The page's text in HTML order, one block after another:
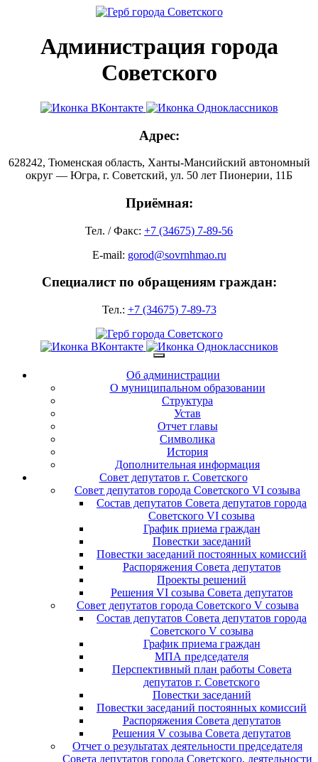
Администрация города
Советского
Адрес:
628242, Тюменская область, Ханты-Мансийский автономный
округ — Югра, г. Советский, ул. 50 лет Пионерии, 11Б
Приёмная:
Тел. / Факс: +7 (34675) 7-89-56
E-mail: gorod@sovrnhmao.ru
Специалист по обращениям граждан:
Тел.: +7 (34675) 7-89-73
Об администрации
О муниципальном образовании
Структура
Устав
Отчет главы
Символика
История
Дополнительная информация
Совет депутатов г. Советского
Совет депутатов города Советского VI созыва
Состав депутатов Совета депутатов города
Советского VI созыва
График приема граждан
Повестки заседаний
Повестки заседаний постоянных комиссий
Распоряжения Совета депутатов
Проекты решений
Решения VI созыва Совета депутатов
Совет депутатов города Советского V созыва
Состав депутатов Совета депутатов города
Советского V созыва
График приема граждан
МПА председателя
Перспективный план работы Совета
депутатов г. Советского
Повестки заседаний
Повестки заседаний постоянных комиссий
Распоряжения Совета депутатов
Решения V созыва Совета депутатов
Отчет о результатах деятельности председателя
Совета депутатов города Советского, деятельности